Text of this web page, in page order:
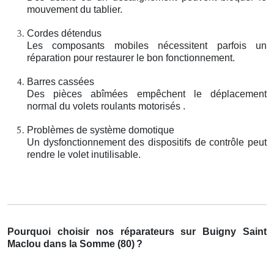
mouvement du tablier.
Cordes détendus
Les composants mobiles nécessitent parfois un
réparation pour restaurer le bon fonctionnement.
Barres cassées
Des pièces abîmées empêchent le déplacement
normal du volets roulants motorisés .
Problèmes de système domotique
Un dysfonctionnement des dispositifs de contrôle peut
rendre le volet inutilisable.
Pourquoi choisir nos réparateurs sur Buigny Saint
Maclou dans la Somme (80) ?